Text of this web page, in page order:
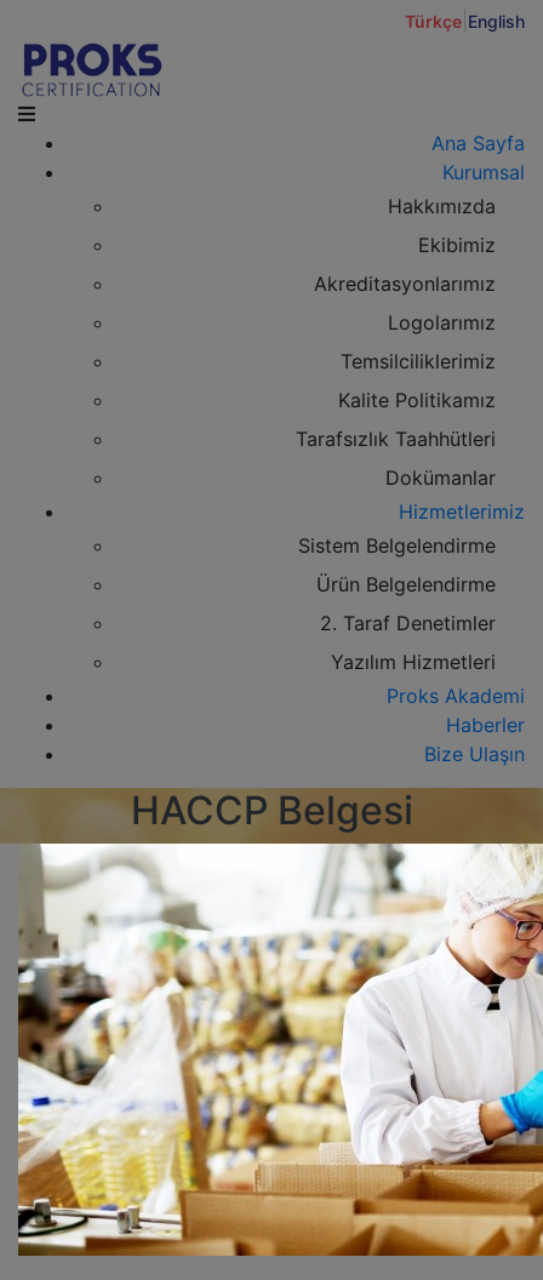
Türkçe English
Ana Sayfa
Kurumsal
Hakkımızda
Ekibimiz
Akreditasyonlarımız
Logolarımız
Temsilciliklerimiz
Kalite Politikamız
Tarafsızlık Taahhütleri
Dokümanlar
Hizmetlerimiz
Sistem Belgelendirme
Ürün Belgelendirme
2. Taraf Denetimler
Yazılım Hizmetleri
Proks Akademi
Haberler
Bize Ulaşın
HACCP Belgesi